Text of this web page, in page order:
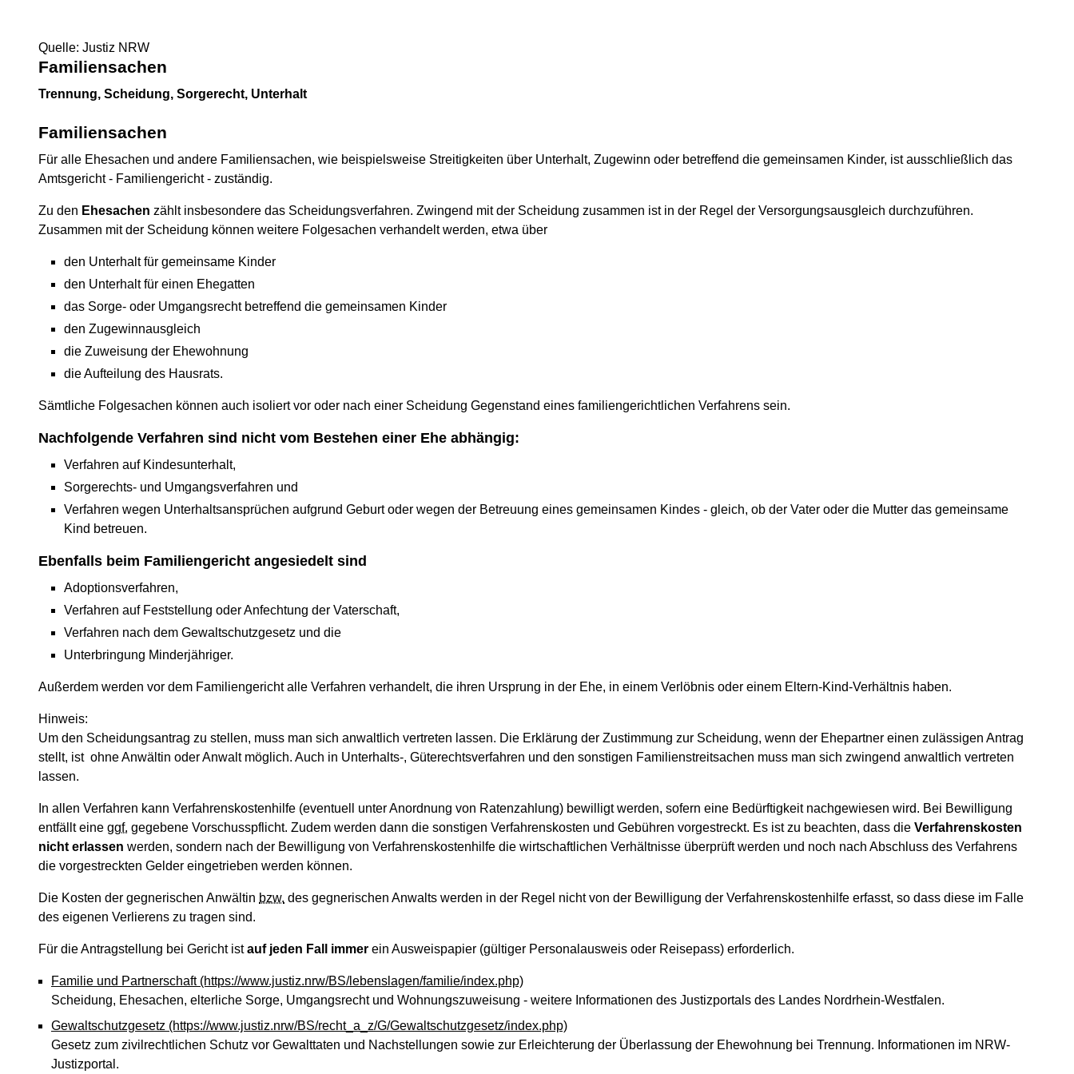
Quelle: Justiz NRW
Familiensachen
Trennung, Scheidung, Sorgerecht, Unterhalt
Familiensachen
Für alle Ehesachen und andere Familiensachen, wie beispielsweise Streitigkeiten über Unterhalt, Zugewinn oder betreffend die gemeinsamen Kinder, ist ausschließlich das
Amtsgericht - Familiengericht - zuständig.
Zu den Ehesachen zählt insbesondere das Scheidungsverfahren. Zwingend mit der Scheidung zusammen ist in der Regel der Versorgungsausgleich durchzuführen.
Zusammen mit der Scheidung können weitere Folgesachen verhandelt werden, etwa über
den Unterhalt für gemeinsame Kinder
den Unterhalt für einen Ehegatten
das Sorge- oder Umgangsrecht betreffend die gemeinsamen Kinder
den Zugewinnausgleich
die Zuweisung der Ehewohnung
die Aufteilung des Hausrats.
Sämtliche Folgesachen können auch isoliert vor oder nach einer Scheidung Gegenstand eines familiengerichtlichen Verfahrens sein.
Nachfolgende Verfahren sind nicht vom Bestehen einer Ehe abhängig:
Verfahren auf Kindesunterhalt,
Sorgerechts- und Umgangsverfahren und
Verfahren wegen Unterhaltsansprüchen aufgrund Geburt oder wegen der Betreuung eines gemeinsamen Kindes - gleich, ob der Vater oder die Mutter das gemeinsame
Kind betreuen.
Ebenfalls beim Familiengericht angesiedelt sind
Adoptionsverfahren,
Verfahren auf Feststellung oder Anfechtung der Vaterschaft,
Verfahren nach dem Gewaltschutzgesetz und die
Unterbringung Minderjähriger.
Außerdem werden vor dem Familiengericht alle Verfahren verhandelt, die ihren Ursprung in der Ehe, in einem Verlöbnis oder einem Eltern-Kind-Verhältnis haben.
Hinweis:
Um den Scheidungsantrag zu stellen, muss man sich anwaltlich vertreten lassen. Die Erklärung der Zustimmung zur Scheidung, wenn der Ehepartner einen zulässigen Antrag
stellt, ist ohne Anwältin oder Anwalt möglich. Auch in Unterhalts-, Güterechtsverfahren und den sonstigen Familienstreitsachen muss man sich zwingend anwaltlich vertreten
lassen.
In allen Verfahren kann Verfahrenskostenhilfe (eventuell unter Anordnung von Ratenzahlung) bewilligt werden, sofern eine Bedürftigkeit nachgewiesen wird. Bei Bewilligung
entfällt eine ggf. gegebene Vorschusspflicht. Zudem werden dann die sonstigen Verfahrenskosten und Gebühren vorgestreckt. Es ist zu beachten, dass die Verfahrenskosten
nicht erlassen werden, sondern nach der Bewilligung von Verfahrenskostenhilfe die wirtschaftlichen Verhältnisse überprüft werden und noch nach Abschluss des Verfahrens
die vorgestreckten Gelder eingetrieben werden können.
Die Kosten der gegnerischen Anwältin bzw. des gegnerischen Anwalts werden in der Regel nicht von der Bewilligung der Verfahrenskostenhilfe erfasst, so dass diese im Falle
des eigenen Verlierens zu tragen sind.
Für die Antragstellung bei Gericht istauf jeden Fall immer ein Ausweispapier (gültiger Personalausweis oder Reisepass) erforderlich.
Familie und Partnerschaft (https://www.justiz.nrw/BS/lebenslagen/familie/index.php)
Scheidung, Ehesachen, elterliche Sorge, Umgangsrecht und Wohnungszuweisung - weitere Informationen des Justizportals des Landes Nordrhein-Westfalen.
Gewaltschutzgesetz (https://www.justiz.nrw/BS/recht_a_z/G/Gewaltschutzgesetz/index.php)
Gesetz zum zivilrechtlichen Schutz vor Gewalttaten und Nachstellungen sowie zur Erleichterung der Überlassung der Ehewohnung bei Trennung. Informationen im NRW-
Justizportal.